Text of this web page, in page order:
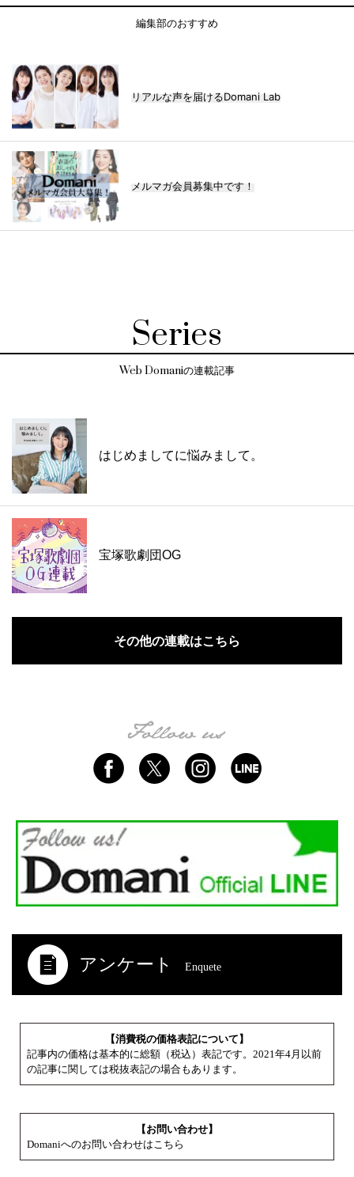
編集部のおすすめ
リアルな声を届けるDomani Lab
メルマガ会員募集中です！
Series
Web Domaniの連載記事
はじめましてに悩みまして。
宝塚歌劇団OG
その他の連載はこちら
アンケート Enquete
【消費税の価格表記について】
記事内の価格は基本的に総額（税込）表記です。2021年4月以前
の記事に関しては税抜表記の場合もあります。
【お問い合わせ】
Domaniへのお問い合わせはこちら